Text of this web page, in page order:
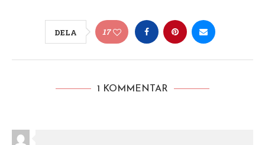
DELA 17
1 KOMMENTAR